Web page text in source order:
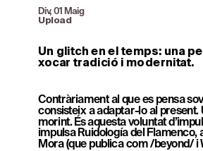
Div, 01 Maig
Upload
Un glitch en el temps: una
xocar tradició i modernitat.
Contràriament al que es pensa
consisteix a adaptar-lo al
morint. És aquesta voluntat
impulsa Ruidología del Flamenco,
Mora (que publica com /beyond/ i